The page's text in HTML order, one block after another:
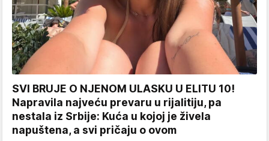
SVI BRUJE O NJENOM ULASKU U ELITU 10!
Napravila najveću prevaru u rijalitiju, pa
nestala iz Srbije: Kuća u kojoj je živela
napuštena, a svi pričaju o ovom